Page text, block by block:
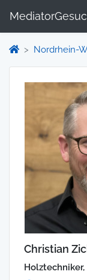
Nordrhein-
Christian